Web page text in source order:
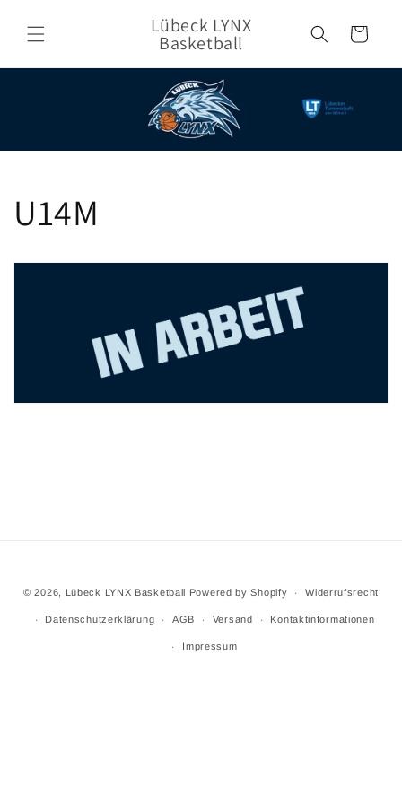
Inhalt
Lübeck LYNX
Basketball Warenkorb
U14M
© 2026, Lübeck LYNX Basketball Powered by Shopify Widerrufsrecht
Datenschutzerklärung AGB Versand Kontaktinformationen
Impressum